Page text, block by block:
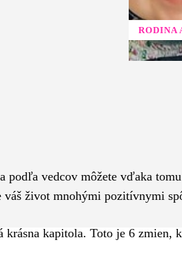
RODINA
podľa vedcov môžete vďaka
život mnohými pozitívnymi
krásna kapitola. Toto je 6 zmien,